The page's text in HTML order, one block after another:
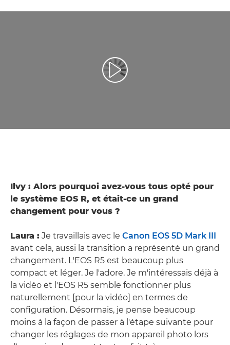
Lancer la vidéo
Ilvy : Alors pourquoi avez-vous tous opté pour
le système EOS R, et était-ce un grand
changement pour vous ?
Laura : Je travaillais avec le Canon EOS 5D Mark III
avant cela, aussi la transition a représenté un grand
changement. L'EOS R5 est beaucoup plus
compact et léger. Je l'adore. Je m'intéressais déjà à
la vidéo et l'EOS R5 semble fonctionner plus
naturellement [pour la vidéo] en termes de
configuration. Désormais, je pense beaucoup
moins à la façon de passer à l'étape suivante pour
changer les réglages de mon appareil photo lors